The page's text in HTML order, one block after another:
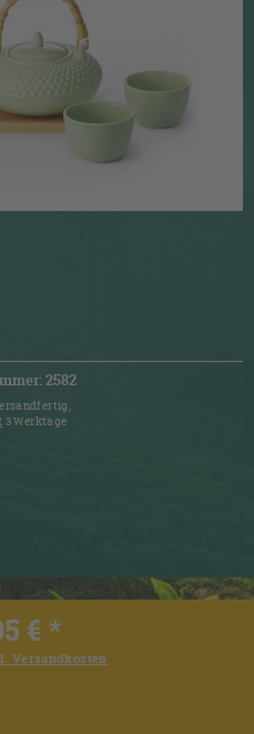
2582
3 Werktage
€ *
Versandkosten